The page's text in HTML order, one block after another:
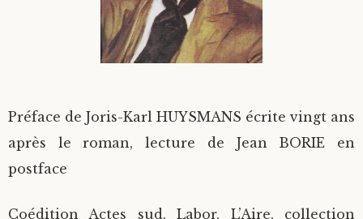
Préface de Joris-Karl HUYSMANS écrite vingt ans
après le roman, lecture de Jean BORIE en
postface
Coédition Actes sud, Labor, L’Aire, collection